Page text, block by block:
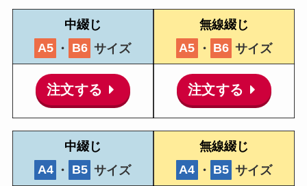
中綴じ
A5 ・ B6 サイズ
注文する
中綴じ
A4 ・ B5 サイズ
無線綴じ
A5 ・ B6 サイズ
注文する
無線綴じ
A4 ・ B5 サイズ